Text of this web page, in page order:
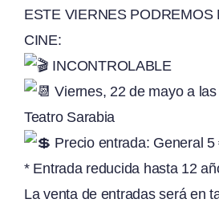
ESTE VIERNES PODREMOS
CINE:
INCONTROLABLE
Viernes, 22 de mayo a
Teatro Sarabia
Precio entrada: General
* Entrada reducida hasta 12
La venta de entradas será en